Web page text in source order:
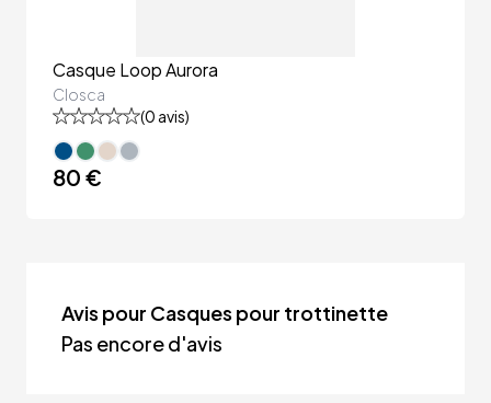
Casque Loop Aurora
Closca
(0 avis)
80 €
Avis pour Casques pour trottinette
Pas encore d'avis